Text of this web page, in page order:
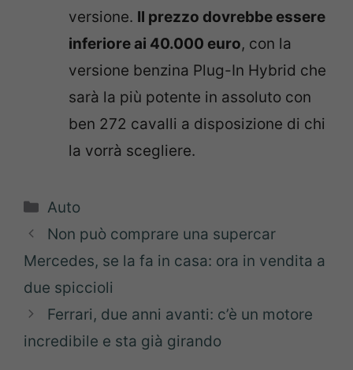
versione. Il prezzo dovrebbe essere
inferiore ai 40.000 euro, con la
versione benzina Plug-In Hybrid che
sarà la più potente in assoluto con
ben 272 cavalli a disposizione di chi
la vorrà scegliere.
Categorie
Auto
Non può comprare una supercar
Mercedes, se la fa in casa: ora in vendita a
due spiccioli
Ferrari, due anni avanti: c’è un motore
incredibile e sta già girando